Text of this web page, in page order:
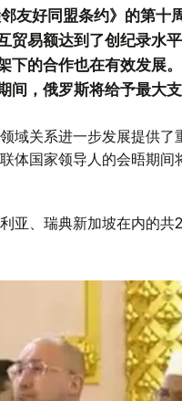
友好同盟条约》的第十
贸易额达到了创纪录水
下的合作也在有效发展
，俄罗斯将给予最大支
域关系进一步发展提供了
体国家领导人的会晤期间
亚、瑞典新加坡在内的共